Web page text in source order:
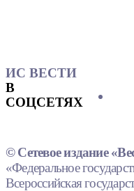
ИС ВЕСТИ
В
СОЦСЕТЯХ
© Сетевое издание
«Федеральное
Всероссийская